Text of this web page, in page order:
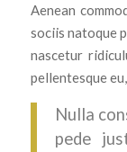
Aenean
sociis natoque
nascetur
pellentesque
Nulla
pede